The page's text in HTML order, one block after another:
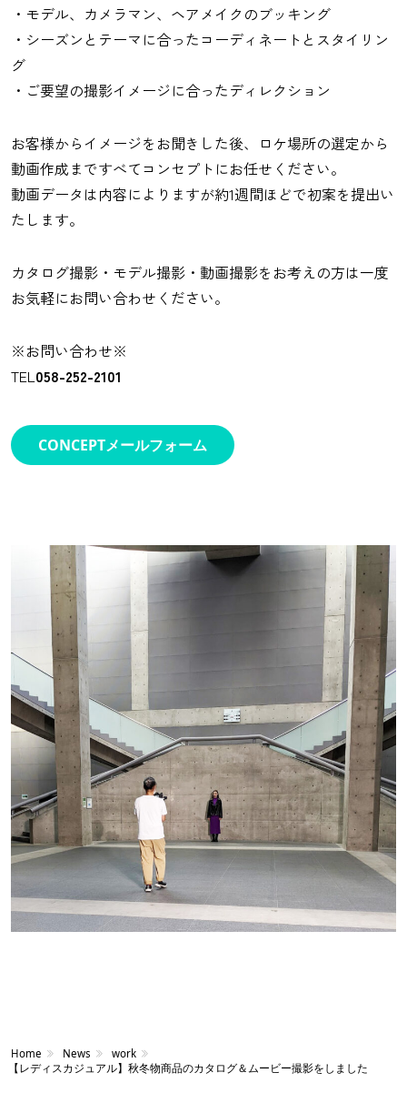
・モデル、カメラマン、ヘアメイクのブッキング
・シーズンとテーマに合ったコーディネートとスタイリン
グ
・ご要望の撮影イメージに合ったディレクション
お客様からイメージをお聞きした後、ロケ場所の選定から
動画作成まですべてコンセプトにお任せください。
動画データは内容によりますが約1週間ほどで初案を提出い
たします。
カタログ撮影・モデル撮影・動画撮影をお考えの方は一度
お気軽にお問い合わせください。
※お問い合わせ※
TEL058-252-2101
CONCEPTメールフォーム
Home News
work
【レディスカジュアル】秋冬物商品のカタログ＆ムービー撮影をしました